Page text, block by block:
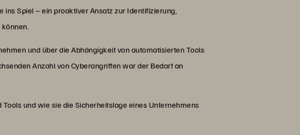
Spiel – ein proaktiver Ansatz zur Identifizierung,
und über die Abhängigkeit von automatisierten Tools
Anzahl von Cyberangriffen war der Bedarf an
und wie sie die Sicherheitslage eines Unternehmens